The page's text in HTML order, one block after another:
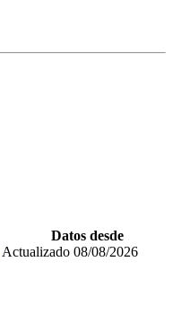
Datos desde
Actualizado 08/08/2026